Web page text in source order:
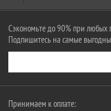
Сэкономьте до 90% при любых
Подпишитесь на самые
Принимаем к оплате: